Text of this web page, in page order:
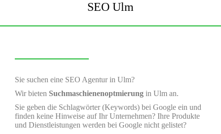
SEO Ulm
Sie suchen eine SEO Agentur in Ulm?
Wir bieten Suchmaschienenoptmierung in Ulm an.
Sie geben die Schlagwörter (Keywords) bei Google ein und
finden keine Hinweise auf Ihr Unternehmen? Ihre Produkte
und Dienstleistungen werden bei Google nicht gelistet?